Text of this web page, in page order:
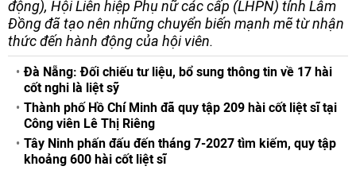
động), Hội Liên hiệp Phụ nữ các cấp (LHPN) tỉnh Lâm
Đồng đã tạo nên những chuyển biến mạnh mẽ từ nhận
thức đến hành động của hội viên.
Đà Nẵng: Đối chiếu tư liệu, bổ sung thông tin về 17 hài
cốt nghi là liệt sỹ
Thành phố Hồ Chí Minh đã quy tập 209 hài cốt liệt sĩ tại
Công viên Lê Thị Riêng
Tây Ninh phấn đấu đến tháng 7-2027 tìm kiếm, quy tập
khoảng 600 hài cốt liệt sĩ